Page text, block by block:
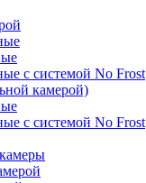
с системой No Frost
камерой)
с системой No Frost